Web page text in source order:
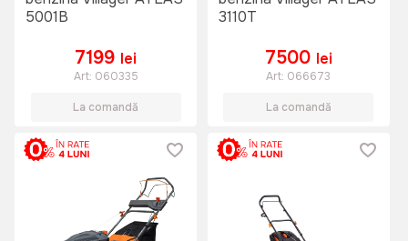
5001B
7199 lei
Art: 060335
La comandă
3110T
7500 lei
Art: 066673
La comandă